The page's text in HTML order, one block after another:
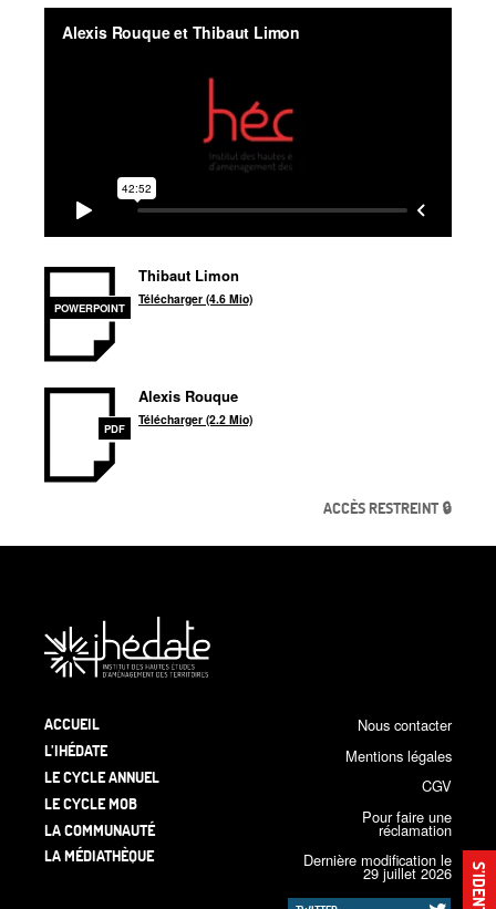
POWERPOINT
Thibaut Limon
Télécharger (4.6 Mio)
PDF
Alexis Rouque
Télécharger (2.2 Mio)
ACCÈS RESTREINT 🔒
ACCUEIL
L’IHÉDATE
LE CYCLE ANNUEL
LE CYCLE MOB
LA COMMUNAUTÉ
LA MÉDIATHÈQUE
Nous contacter
Mentions légales
CGV
Pour faire une
réclamation
Dernière modification le
29 juillet 2026